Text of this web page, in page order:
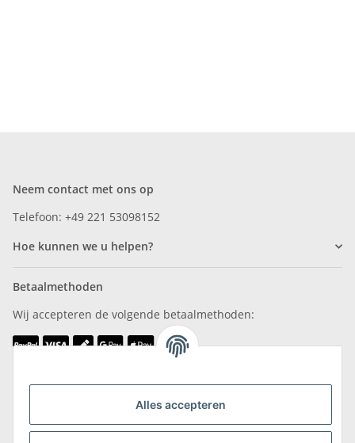
Alles accepteren
Neem contact met ons op
Telefoon: +49 221 53098152
Hoe kunnen we u helpen?
Betaalmethoden
Wij accepteren de volgende betaalmethoden: